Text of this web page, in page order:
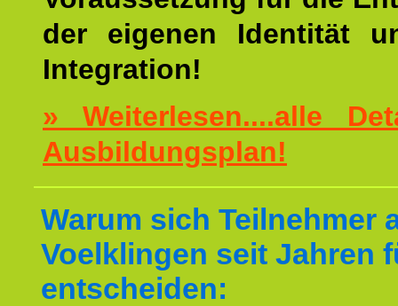
der eigenen Identität
Integration!
» Weiterlesen....alle
Ausbildungsplan!
Warum sich Teilnehmer
Voelklingen seit Jahren
entscheiden: